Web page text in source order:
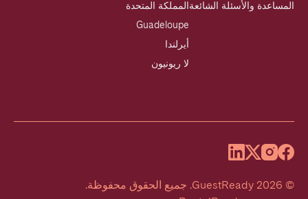
المساعدة والأسئلة الشائعةالمملكة المتحدة
Guadeloupe
أيرلندا
لا ريونيون
©
2026
GuestReady
. جميع الحقوق محفوظة.